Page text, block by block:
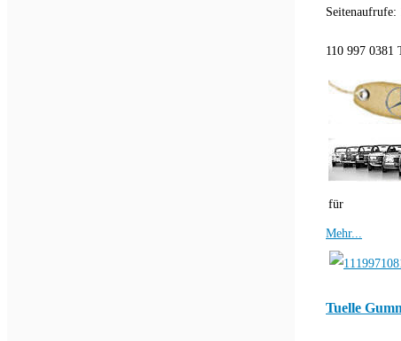
Seitenaufrufe:
110 997 0381
für
Mehr...
Tuelle